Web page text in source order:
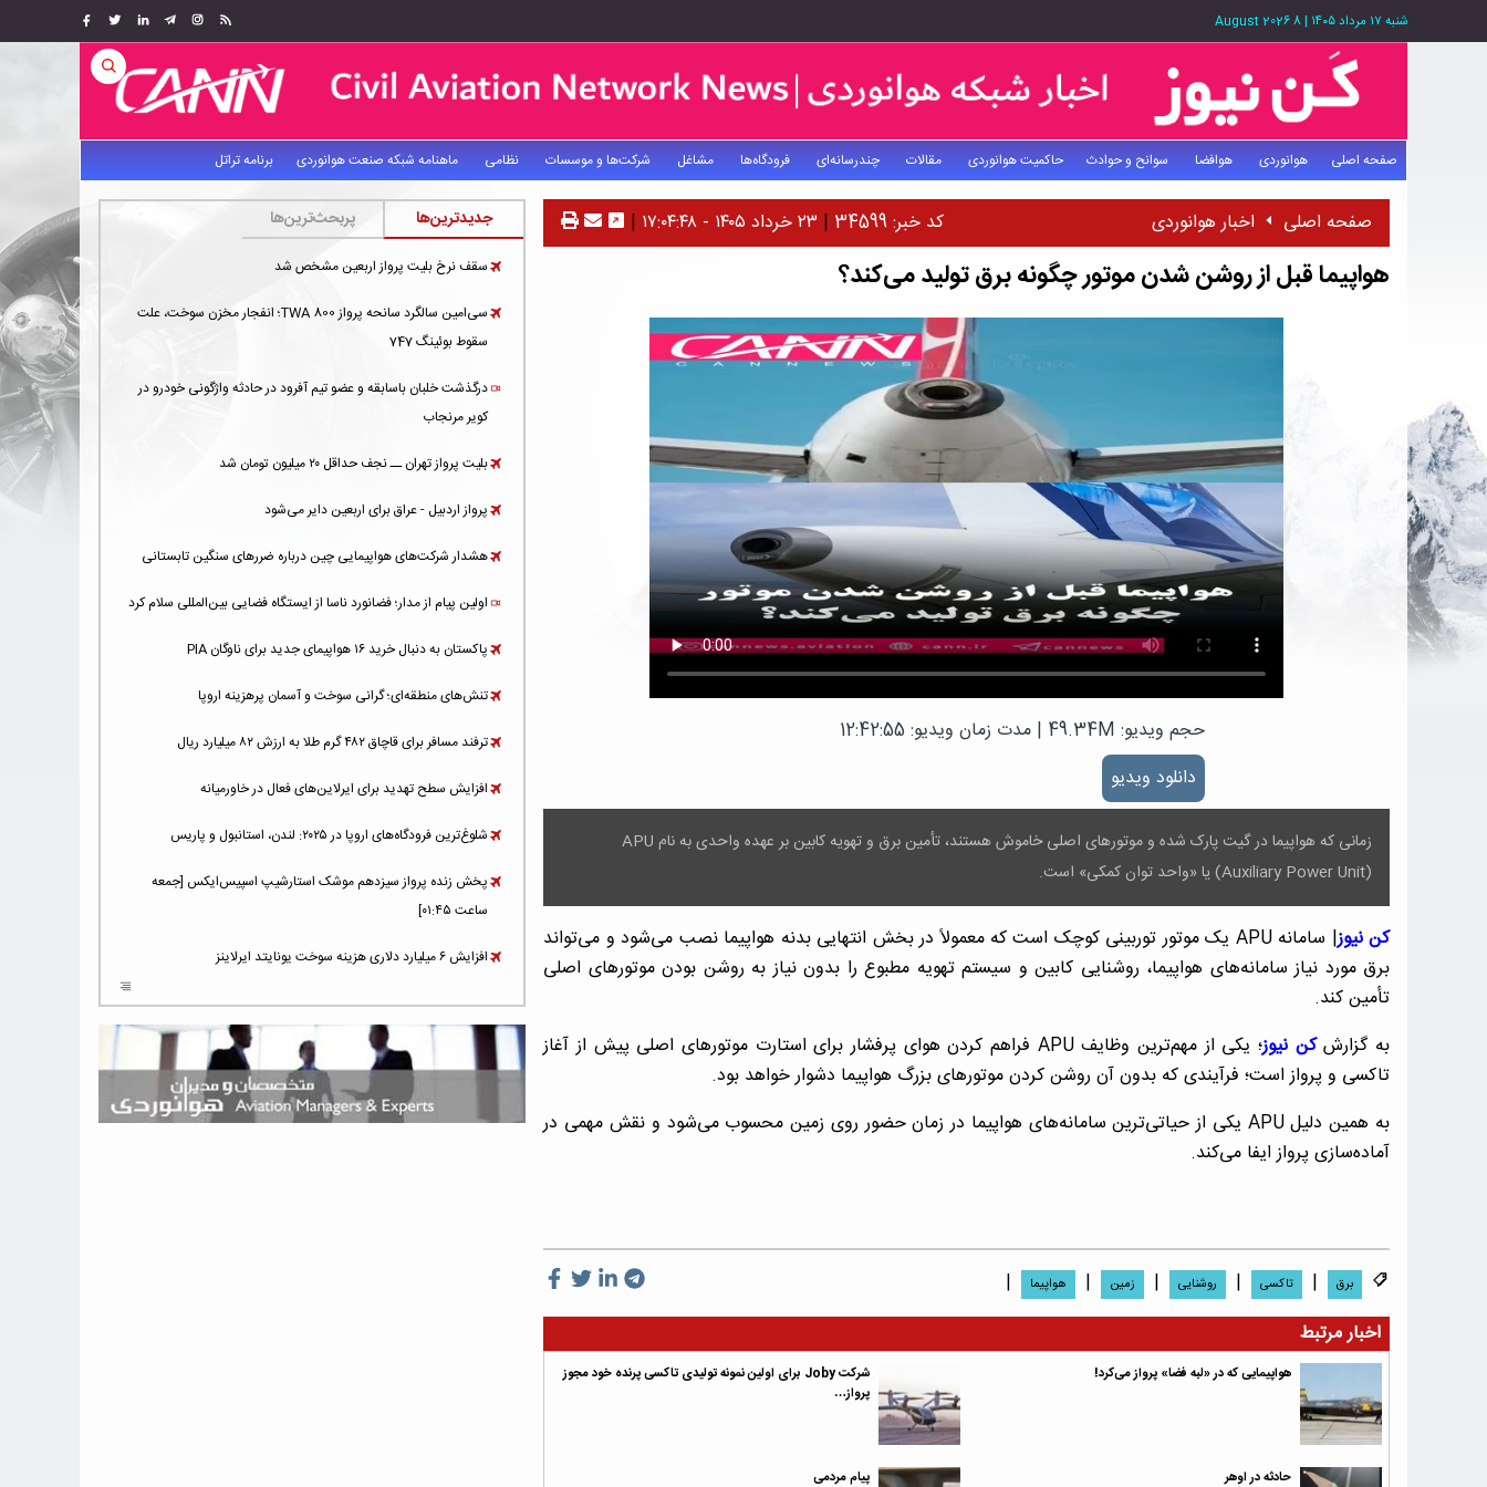
شنبه ۱۷ مرداد ۱۴۰۵ |
8 August 2026
صفحه اصلی هوانوردی هوافضا سوانح و حوادث حاکمیت هوانوردی مقالات چندرسانه‌ای فرودگاه‌ها مشاغل شرکت‌ها و موسسات نظامی ماهنامه شبکه صنعت هوانوردی برنامه تراتل
صفحه اصلی اخبار هوانوردی کد خبر: 34599 | ۲۳ خرداد ۱۴۰۵ - ۱۷:۰۴:۴۸ |
هواپیما قبل از روشن شدن موتور چگونه برق تولید می‌کند؟
حجم ویدیو: 49.34M |مدت زمان ویدیو: 12:42:55
دانلود ویدیو
زمانی که هواپیما در گیت پارک شده و موتورهای اصلی خاموش هستند، تأمین برق و تهویه کابین بر عهده واحدی به نام APU
(Auxiliary Power Unit) یا «واحد توان کمکی» است.
کن نیوز
| سامانه APU یک موتور توربینی کوچک است که معمولاً در بخش انتهایی بدنه هواپیما نصب می‌شود و می‌تواند
برق مورد نیاز سامانه‌های هواپیما، روشنایی کابین و سیستم تهویه مطبوع را بدون نیاز به روشن بودن موتورهای اصلی
تأمین کند.
به گزارشکن نیوز
؛ یکی از مهم‌ترین وظایف APU فراهم کردن هوای پرفشار برای استارت موتورهای اصلی پیش از آغاز
تاکسی و پرواز است؛ فرآیندی که بدون آن روشن کردن موتورهای بزرگ هواپیما دشوار خواهد بود.
به همین دلیل APU یکی از حیاتی‌ترین سامانه‌های هواپیما در زمان حضور روی زمین محسوب می‌شود و نقش مهمی در
آماده‌سازی پرواز ایفا می‌کند.
برق | تاکسی | روشنایی | زمین | هواپیما
|
اخبار مرتبط
هواپیمایی که در «لبه فضا» پرواز می‌کرد!
شرکت Joby برای اولین نمونه تولیدی تاکسی پرنده خود مجوز
پرواز…
حادثه در اوهر پیام مردمی
جدیدترین‌ها پربحث‌ترین‌ها
سقف نرخ بلیت پرواز اربعین مشخص شد
سی‌امین سالگرد سانحه پرواز TWA 800؛ انفجار مخزن سوخت، علت
سقوط بوئینگ 747
درگذشت خلبان باسابقه و عضو تیم آفرود در حادثه واژگونی خودرو در
کویر مرنجاب
بلیت پرواز تهران ــ نجف حداقل ۲۰ میلیون تومان شد
پرواز اردبیل - عراق برای اربعین دایر می‌شود
هشدار شرکت‌های هواپیمایی چین درباره ضررهای سنگین تابستانی
اولین پیام از مدار؛ فضانورد ناسا از ایستگاه فضایی بین‌المللی سلام کرد
پاکستان به دنبال خرید ۱۶ هواپیمای جدید برای ناوگان PIA
تنش‌های منطقه‌ای؛ گرانی سوخت و آسمان پرهزینه اروپا
ترفند مسافر برای قاچاق ۴۸۲ گرم طلا به ارزش ۸۲ میلیارد ریال
افزایش سطح تهدید برای ایرلاین‌های فعال در خاورمیانه
شلوغ‌ترین فرودگاه‌های اروپا در ۲۰۲۵: لندن، استانبول و پاریس
پخش زنده پرواز سیزدهم موشک استارشیپ اسپیس‌ایکس [جمعه
ساعت ۰۱:۴۵]
افزایش ۶ میلیارد دلاری هزینه‌ سوخت یونایتد ایرلاینز
هوش مصنوعی وارد تعمیر و بازرسی موتورهای هواپیما شد
حمله هوایی به تأسیسات فرودگاه سمنان
استخدام در صنعت هوانوردی کانادا با آموزش رایگان و حقوق ۱۲۷ هزار
دلاری